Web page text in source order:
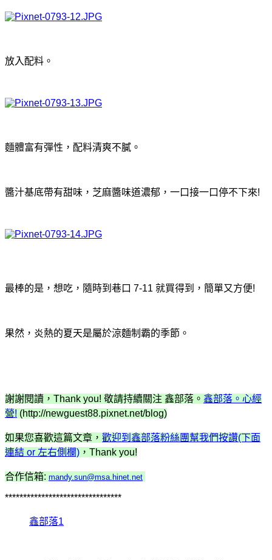
放入配料。
麵體富有彈性 ，配料清爽不膩。
醬汁基底帶有甜味，芝麻醬味道濃郁，一口接一口停不下來!
最棒的是，想吃，隨時到巷口 7-11 就買得到，簡單又方便!
果然，炎熱的夏天是屬於涼麵制霸的季節。
謝謝閱讀，Thank you! 敬請持續關注 鑫部落。 鑫部落。心經
營! (http://newguest88.pixnet.net/blog)
如果您喜歡這篇文章， 歡迎到鑫部落粉絲團幫我們按讚(下面
連結 or 左右側欄) ，Thank you!
合作信箱: mandy.sun@msa.hinet.net
********************************
鑫部落1